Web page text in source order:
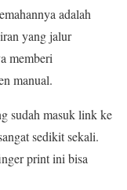
adalah
yang jalur
memberi
manual.
sudah masuk link ke
sedikit sekali.
print ini bisa